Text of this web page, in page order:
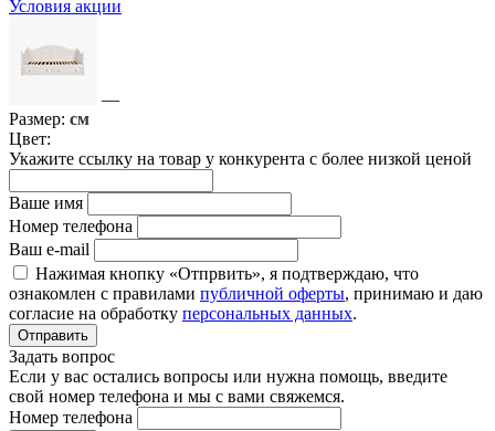
Условия акции
—
Размер: см
Цвет:
Укажите ссылку на товар у конкурента с более низкой ценой
Ваше имя
Номер телефона
Ваш e-mail
Нажимая кнопку «Отпрвить», я подтверждаю, что
ознакомлен с правилами публичной оферты, принимаю и даю
согласие на обработку персональных данных.
Отправить
Задать вопрос
Если у вас остались вопросы или нужна помощь, введите
свой номер телефона и мы с вами свяжемся.
Номер телефона